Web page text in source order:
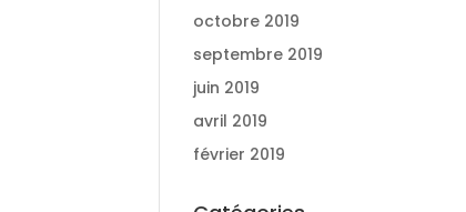
octobre 2019
septembre 2019
juin 2019
avril 2019
février 2019